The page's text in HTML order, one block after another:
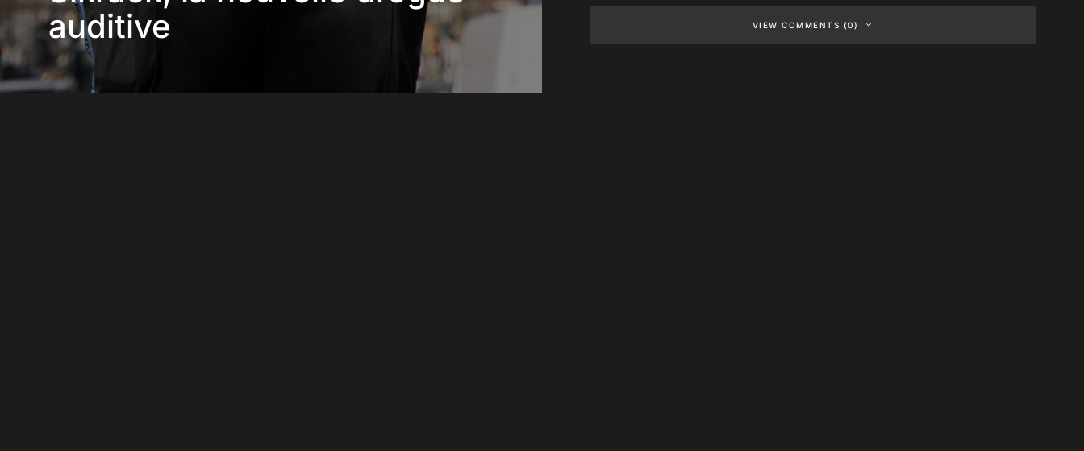
auditive
VIEW COMMENTS (0)